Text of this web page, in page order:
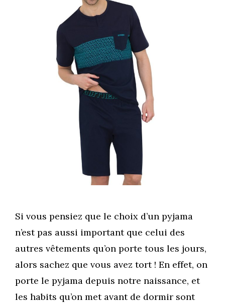
Si vous pensiez que le choix d’un pyjama
n’est pas aussi important que celui des
autres vêtements qu’on porte tous les jours,
alors sachez que vous avez tort ! En effet, on
porte le pyjama depuis notre naissance, et
les habits qu’on met avant de dormir sont